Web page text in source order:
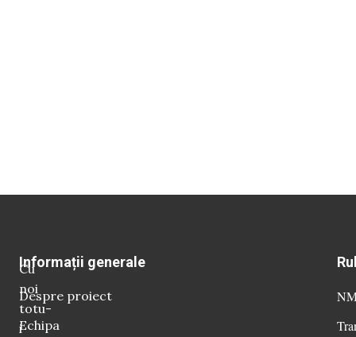
Cu
noi
totu-
i
Informații generale
Despre proiect
Echipa